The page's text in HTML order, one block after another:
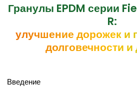
Гранулы EPDM серии
R:
улучшение дорожек и
долговечности и
Введение